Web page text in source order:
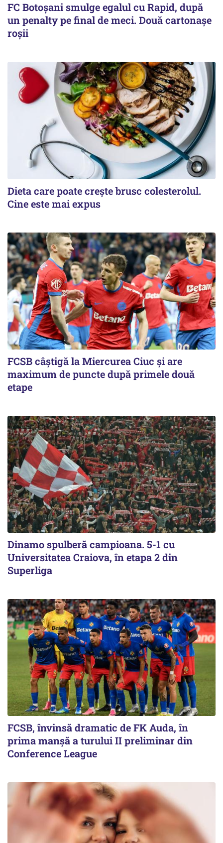
FC Botoşani smulge egalul cu Rapid, după
un penalty pe final de meci. Două cartonaşe
roşii
Dieta care poate crește brusc colesterolul.
Cine este mai expus
FCSB câştigă la Miercurea Ciuc şi are
maximum de puncte după primele două
etape
Dinamo spulberă campioana. 5-1 cu
Universitatea Craiova, în etapa 2 din
Superliga
FCSB, învinsă dramatic de FK Auda, în
prima manșă a turului II preliminar din
Conference League